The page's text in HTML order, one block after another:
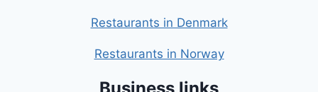
Restaurants in Denmark
Restaurants in Norway